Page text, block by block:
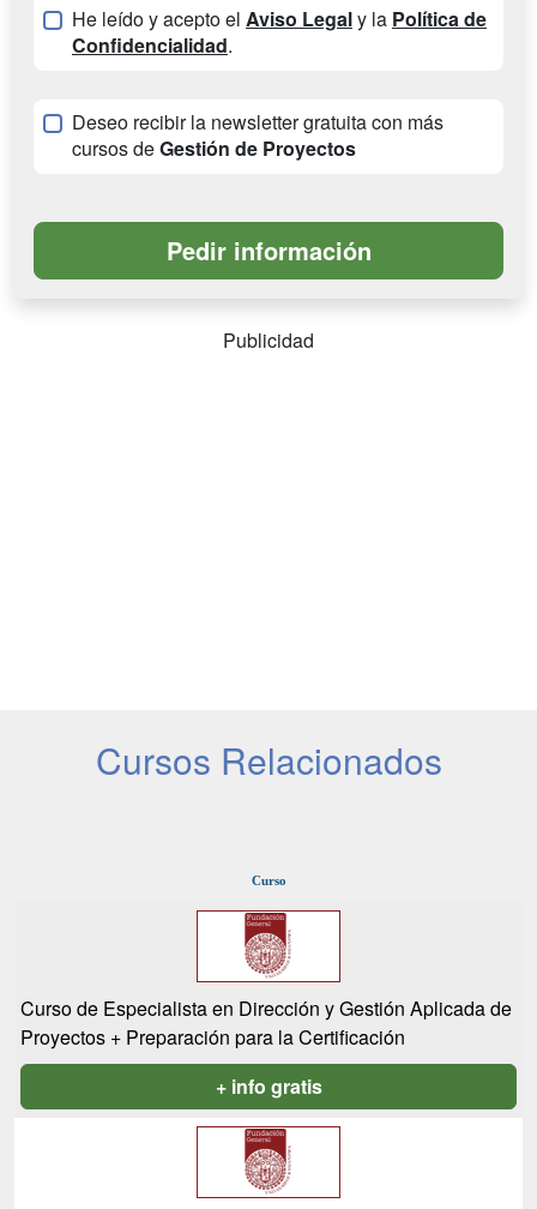
He leído y acepto el Aviso Legaly la Política de
Confidencialidad.
Deseo recibir la newsletter gratuita con más
cursos deGestión de Proyectos
Publicidad
Cursos Relacionados
Curso
Curso de Especialista en Dirección y Gestión Aplicada de
Proyectos + Preparación para la Certificación
+ info gratis